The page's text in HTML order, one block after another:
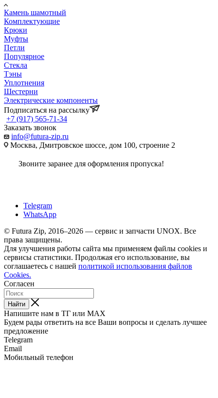
Камень шамотный
Комплектующие
Крюки
Муфты
Петли
Популярное
Стекла
Тэны
Уплотнения
Шестерни
Электрические компоненты
Подписаться на рассылку
+7 (917) 565-71-34
Заказать звонок
info@futura-zip.ru
Москва, Дмитровское шоссе, дом 100, строение 2
Звоните заранее для оформления пропуска!
Telegram
WhatsApp
© Futura Zip, 2016–2026 — сервис и запчасти UNOX. Все
права защищены.
Для улучшения работы сайта мы применяем файлы cookies и
сервисы статистики. Продолжая его использование, вы
соглашаетесь с нашей политикой использования файлов
Cookies.
Согласен
Найти
Напишите нам в ТГ или MAX
Будем рады ответить на все Ваши вопросы и сделать лучшее
предложение
Telegram
Email
Мобильный телефон